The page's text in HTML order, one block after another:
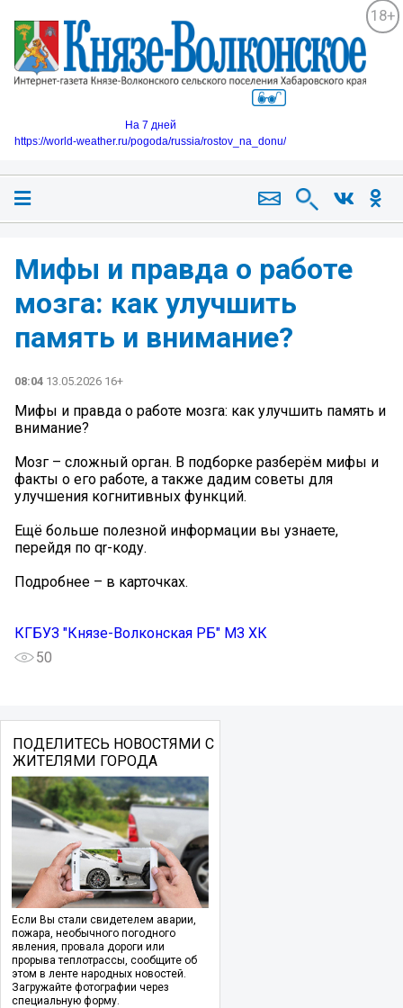
18+
На 7 дней
https://world-weather.ru/pogoda/russia/rostov_na_donu/
Мифы и правда о работе
мозга: как улучшить
память и внимание?
08:04 13.05.2026 16+
Мифы и правда о работе мозга: как улучшить память и
внимание?
Мозг – сложный орган. В подборке разберём мифы и
факты о его работе, а также дадим советы для
улучшения когнитивных функций.
Ещё больше полезной информации вы узнаете,
перейдя по qr-коду.
Подробнее – в карточках.
КГБУЗ "Князе-Волконская РБ" МЗ ХК
50
ПОДЕЛИТЕСЬ НОВОСТЯМИ С
ЖИТЕЛЯМИ ГОРОДА
Если Вы стали свидетелем аварии,
пожара, необычного погодного
явления, провала дороги или
прорыва теплотрассы, сообщите об
этом в ленте народных новостей.
Загружайте фотографии через
специальную форму.